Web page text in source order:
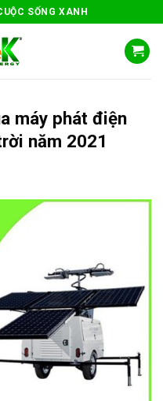
SỐNG XANH
máy phát điện
năm 2021